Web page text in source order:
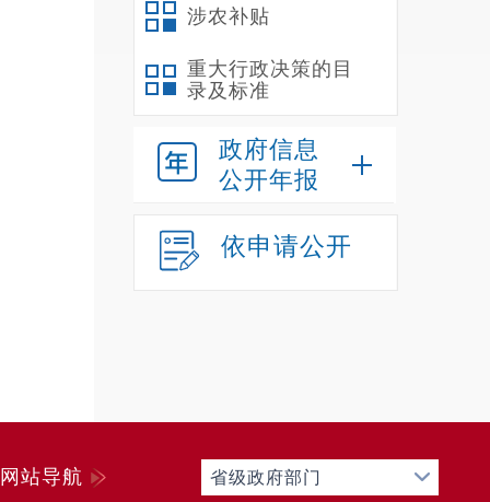
涉农补贴
重大行政决策的目
录及标准
政府信息
公开年报
依申请公开
网站导航 省级政府部门